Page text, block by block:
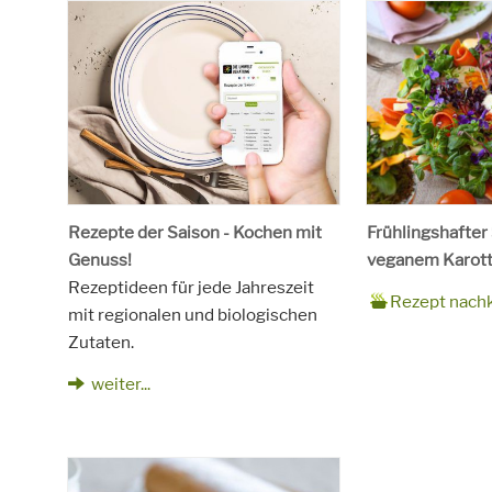
Rezepte der Saison - Kochen mit
Genuss!
Rezeptideen für jede Jahreszeit
mit regionalen und biologischen
Zutaten.
weiter...
Frühlingshafter
veganem
Zubereitungszeit
90 Minuten
Rezept
für
4 Personen
Saison
Frühling
Schlagworte
Beilagen,
Rezept